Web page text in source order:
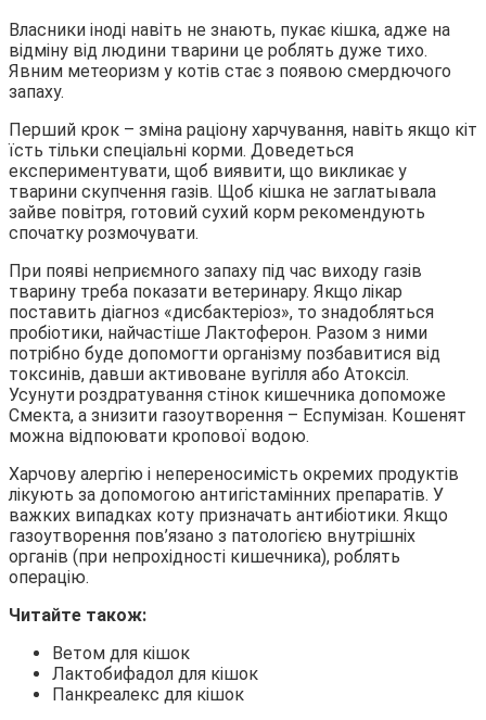
Власники іноді навіть не знають, пукає кішка, адже на
відміну від людини тварини це роблять дуже тихо.
Явним метеоризм у котів стає з появою смердючого
запаху.
Перший крок – зміна раціону харчування, навіть якщо кіт
їсть тільки спеціальні корми. Доведеться
експериментувати, щоб виявити, що викликає у
тварини скупчення газів. Щоб кішка не заглатывала
зайве повітря, готовий сухий корм рекомендують
спочатку розмочувати.
При появі неприємного запаху під час виходу газів
тварину треба показати ветеринару. Якщо лікар
поставить діагноз «дисбактеріоз», то знадобляться
пробіотики, найчастіше Лактоферон. Разом з ними
потрібно буде допомогти організму позбавитися від
токсинів, давши активоване вугілля або Атоксіл.
Усунути роздратування стінок кишечника допоможе
Смекта, а знизити газоутворення – Еспумізан. Кошенят
можна відпоювати кропової водою.
Харчову алергію і непереносимість окремих продуктів
лікують за допомогою антигістамінних препаратів. У
важких випадках коту призначать антибіотики. Якщо
газоутворення пов’язано з патологією внутрішніх
органів (при непрохідності кишечника), роблять
операцію.
Читайте також:
Ветом для кішок
Лактобифадол для кішок
Панкреалекс для кішок